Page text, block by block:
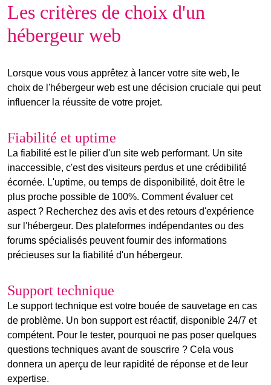
Les critères de choix d'un
hébergeur web
Lorsque vous vous apprêtez à lancer votre site web, le
choix de l'hébergeur web est une décision cruciale qui peut
influencer la réussite de votre projet.
Fiabilité et uptime
La fiabilité est le pilier d'un site web performant. Un site
inaccessible, c'est des visiteurs perdus et une crédibilité
écornée. L'uptime, ou temps de disponibilité, doit être le
plus proche possible de 100%. Comment évaluer cet
aspect ? Recherchez des avis et des retours d'expérience
sur l'hébergeur. Des plateformes indépendantes ou des
forums spécialisés peuvent fournir des informations
précieuses sur la fiabilité d'un hébergeur.
Support technique
Le support technique est votre bouée de sauvetage en cas
de problème. Un bon support est réactif, disponible 24/7 et
compétent. Pour le tester, pourquoi ne pas poser quelques
questions techniques avant de souscrire ? Cela vous
donnera un aperçu de leur rapidité de réponse et de leur
expertise.